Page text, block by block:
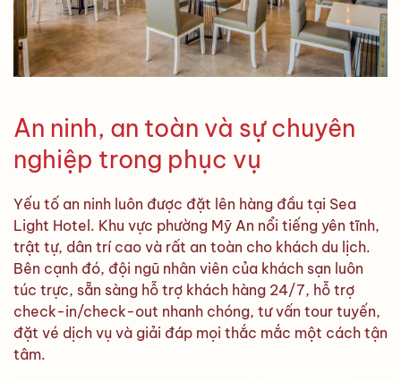
An ninh, an toàn và sự chuyên
nghiệp trong phục vụ
Yếu tố an ninh luôn được đặt lên hàng đầu tại Sea
Light Hotel. Khu vực phường Mỹ An nổi tiếng yên tĩnh,
trật tự, dân trí cao và rất an toàn cho khách du lịch.
Bên cạnh đó, đội ngũ nhân viên của khách sạn luôn
túc trực, sẵn sàng hỗ trợ khách hàng 24/7, hỗ trợ
check-in/check-out nhanh chóng, tư vấn tour tuyến,
đặt vé dịch vụ và giải đáp mọi thắc mắc một cách tận
tâm.